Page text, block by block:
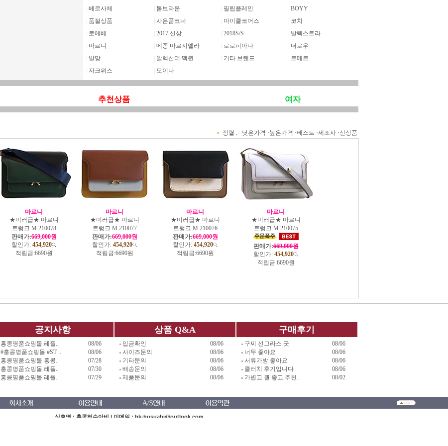
베르사체 톰브라운 필립플레인
BOYY
품절상품 사은품코너 마이클코어스
코치
로에베 2017 신상 2018S/S
발렉스트라
마르니 메종 마르지엘라 로로피아나
더로우
발망 알렉산더 맥퀸 기타 브랜드
르메르
자크뮈스 모이나
추천상품 여자
정렬 : 낮은가격 ·높은가격 ·베스트 ·제조사 ·신상품
마르니
★미러급★ 마르니
트렁크 M 210078
판매가:669,000원
할인가: 454,920
적립금:6690원
마르니
★미러급★ 마르니
트렁크 M 210077
판매가:669,000원
할인가: 454,920
적립금:6690원
마르니
★미러급★ 마르니
트렁크 M 210076
판매가:669,000원
할인가: 454,920
적립금:6690원
마르니
★미러급★ 마르니
트렁크 M 210075
판매가:669,000원
할인가: 454,920
적립금:6690원
공지사항
홍콩명품쇼핑몰.레플..
08/06
#홍콩명품쇼핑몰 #ST ..
08/06
홍콩명품쇼핑몰 홍콩..
07/28
홍콩명품쇼핑몰.레플..
07/30
홍콩명품쇼핑몰.레플..
07/29
상품 Q&A
입금확인
08/06
사이즈문의
08/06
기타문의
08/06
배송문의
08/06
제품문의
08/06
구매후기
구찌 선그라스 굿
08/06
너무 좋아요
08/06
서류가방 좋아요
08/06
클러치 후기입니다
08/06
가볍고 퀄 좋고 추천..
08/02
상호명 : 홍콩허수아비 | 이메일 : hk-husuabi@outlook.com